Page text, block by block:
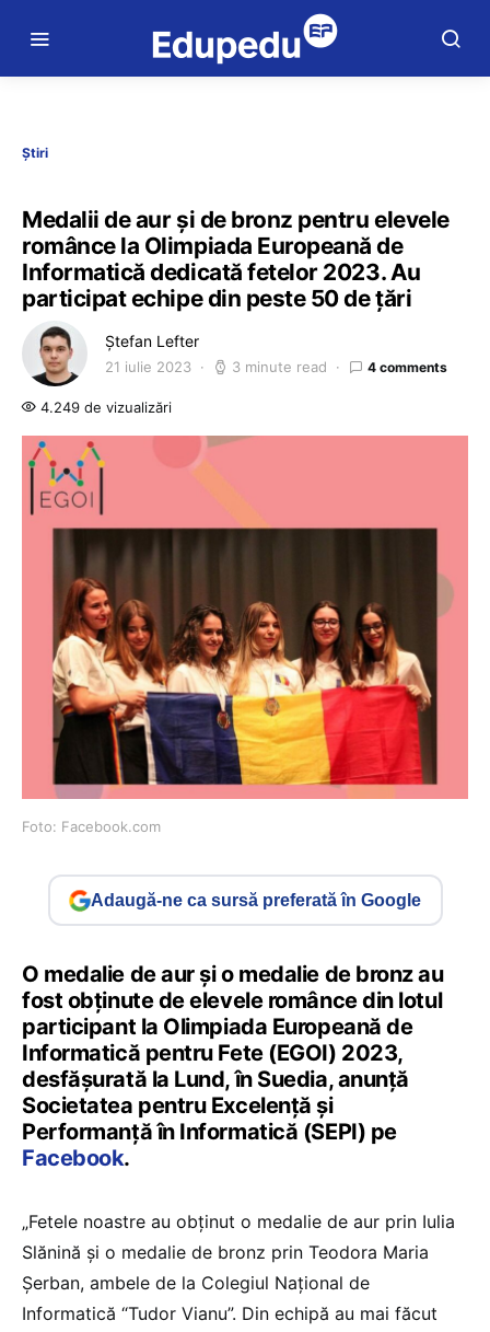
Știri
Medalii de aur și de bronz pentru elevele
românce la Olimpiada Europeană de
Informatică dedicată fetelor 2023. Au
participat echipe din peste 50 de țări
Ștefan Lefter
21 iulie 2023 3 minute read 4 comments
4.249 de vizualizări
Foto: Facebook.com
Adaugă-ne ca sursă preferată în Google
O medalie de aur și o medalie de bronz au
fost obținute de elevele românce din lotul
participant la Olimpiada Europeană de
Informatică pentru Fete (EGOI) 2023,
desfășurată la Lund, în Suedia, anunță
Societatea pentru Excelență și
Performanță în Informatică (SEPI) pe
Facebook.
„Fetele noastre au obținut o medalie de aur prin Iulia
Slănină și o medalie de bronz prin Teodora Maria
Șerban, ambele de la Colegiul Național de
Informatică “Tudor Vianu”. Din echipă au mai făcut